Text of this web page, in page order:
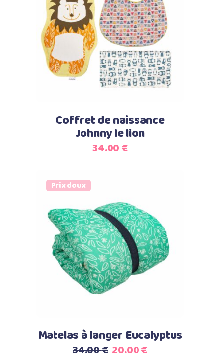
Select options
Coffret de naissance
Johnny le lion
34.00€
Prix doux
Ajouter au panier
Matelas à langer Eucalyptus
34.00€ Le
20.00€Le